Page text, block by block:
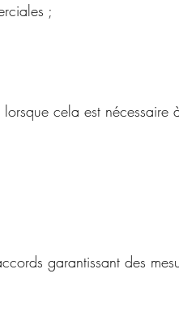
;
cela est nécessaire
garantissant des